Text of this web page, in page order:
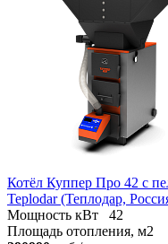
Котёл Куппер Про 42 с
Teplodar (Теплодар,
Мощность кВт
42
Площадь отопления, м2